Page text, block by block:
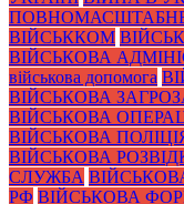
ВІЙСЬККОМ
ВІЙСЬКОВА
військова допомога
ВІЙСЬКОВА
ВІЙСЬКОВА
ВІЙСЬКОВА
ВІЙСЬКОВА
СЛУЖБА
РФ ВІЙСЬКОВА